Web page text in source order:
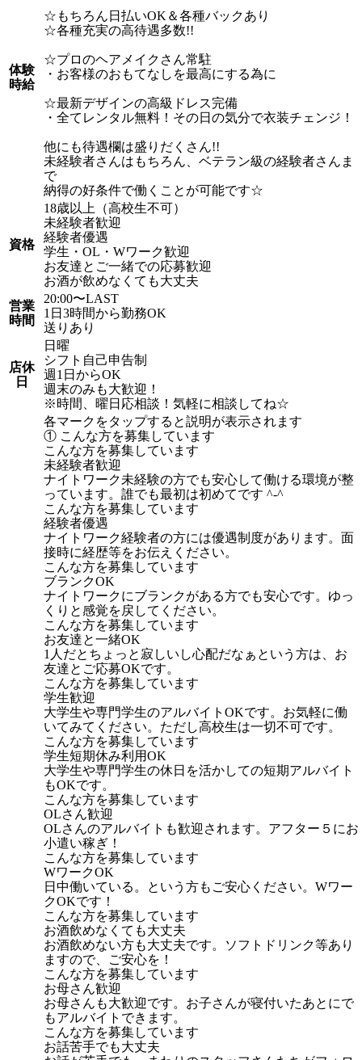
体験
時給
☆もちろん日払いOK＆各種バックあり
☆各種充実の高待遇多数!!
☆プロのヘアメイクさん常駐
・お客様のおもてなしを最高にする為に
☆最新デザインの高級ドレス完備
・全てレンタル無料！その日の気分で衣装チェンジ！
他にも待遇欄は盛りだくさん!!
未経験者さんはもちろん、ベテラン級の経験者さんま
で
納得の好条件で働くことが可能です☆
資格
18歳以上（高校生不可）
未経験者歓迎
経験者優遇
学生・OL・Wワーク歓迎
お友達とご一緒での応募歓迎
お酒が飲めなくても大丈夫
営業
時間
20:00〜LAST
1日3時間から勤務OK
送りあり
店休
日
日曜
シフト自己申告制
週1日からOK
週末のみも大歓迎！
※時間、曜日応相談！気軽に相談してね☆
各マークをタップすると説明が表示されます
① こんな方を募集しています
こんな方を募集しています
未経験者歓迎
ナイトワーク未経験の方でも安心して働ける環境が整
っています。誰でも最初は初めてです ^-^
こんな方を募集しています
経験者優遇
ナイトワーク経験者の方には優遇制度があります。面
接時に経歴等をお伝えください。
こんな方を募集しています
ブランクOK
ナイトワークにブランクがある方でも安心です。ゆっ
くりと感覚を戻してください。
こんな方を募集しています
お友達と一緒OK
1人だとちょっと寂しいし心配だなぁという方は、お
友達とご応募OKです。
こんな方を募集しています
学生歓迎
大学生や専門学生のアルバイトOKです。お気軽に働
いてみてください。ただし高校生は一切不可です。
こんな方を募集しています
学生短期休み利用OK
大学生や専門学生の休日を活かしての短期アルバイト
もOKです。
こんな方を募集しています
OLさん歓迎
OLさんのアルバイトも歓迎されます。アフター５にお
小遣い稼ぎ！
こんな方を募集しています
WワークOK
日中働いている。という方もご安心ください。Wワー
クOKです！
こんな方を募集しています
お酒飲めなくても大丈夫
お酒飲めない方も大丈夫です。ソフトドリンク等あり
ますので、ご安心を！
こんな方を募集しています
お母さん歓迎
お母さんも大歓迎です。お子さんが寝付いたあとにで
もアルバイトできます。
こんな方を募集しています
お話苦手でも大丈夫